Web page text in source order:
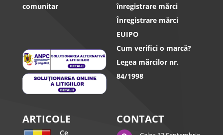
comunitar
înregistrare mărci
Înregistrare mărci
EUIPO
Cum verifici o marcă?
Legea mărcilor nr.
84/1998
ARTICOLE
Ce
CONTACT